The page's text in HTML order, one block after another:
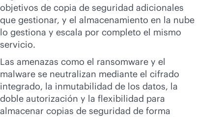
objetivos de copia de seguridad adicionales
que gestionar, y el almacenamiento en la nube
lo gestiona y escala por completo el mismo
servicio.
Las amenazas como el ransomware y el
malware se neutralizan mediante el cifrado
integrado, la inmutabilidad de los datos, la
doble autorización y la flexibilidad para
almacenar copias de seguridad de forma